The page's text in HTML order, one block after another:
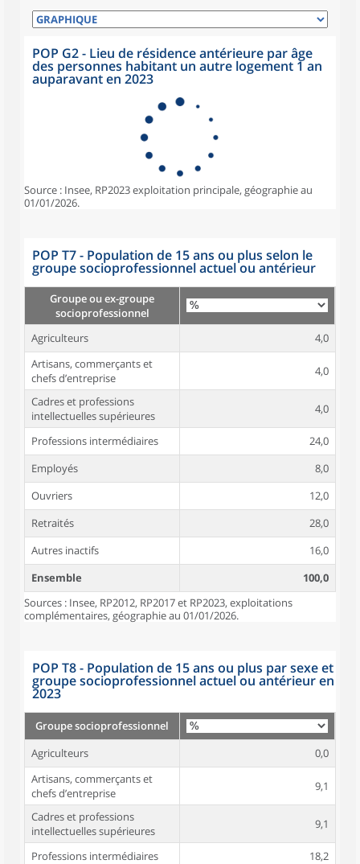
POP G2 - Lieu de résidence antérieure par âge
des personnes habitant un autre logement 1 an
auparavant en 2023
Source : Insee, RP2023 exploitation principale, géographie au
01/01/2026.
POP T7 - Population de 15 ans ou plus selon le
groupe socioprofessionnel actuel ou antérieur
Groupe ou ex-groupe
socioprofessionnel
Agriculteurs
4,0
Artisans, commerçants et
chefs d’entreprise
4,0
Cadres et professions
intellectuelles supérieures
4,0
Professions intermédiaires
24,0
Employés
8,0
Ouvriers
12,0
Retraités
28,0
Autres inactifs
16,0
Ensemble
100,0
Sources : Insee, RP2012, RP2017 et RP2023, exploitations
complémentaires, géographie au 01/01/2026.
POP T8 - Population de 15 ans ou plus par sexe et
groupe socioprofessionnel actuel ou antérieur en
2023
Groupe socioprofessionnel
Agriculteurs
0,0
Artisans, commerçants et
chefs d’entreprise
9,1
Cadres et professions
intellectuelles supérieures
9,1
Professions intermédiaires
18,2